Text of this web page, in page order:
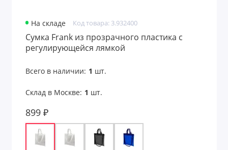
На складе Код товара: 3.932400
Сумка Frank из прозрачного пластика с
регулирующейся лямкой
Всего в наличии: 1 шт.
Склад в Москве: 1 шт.
899 ₽